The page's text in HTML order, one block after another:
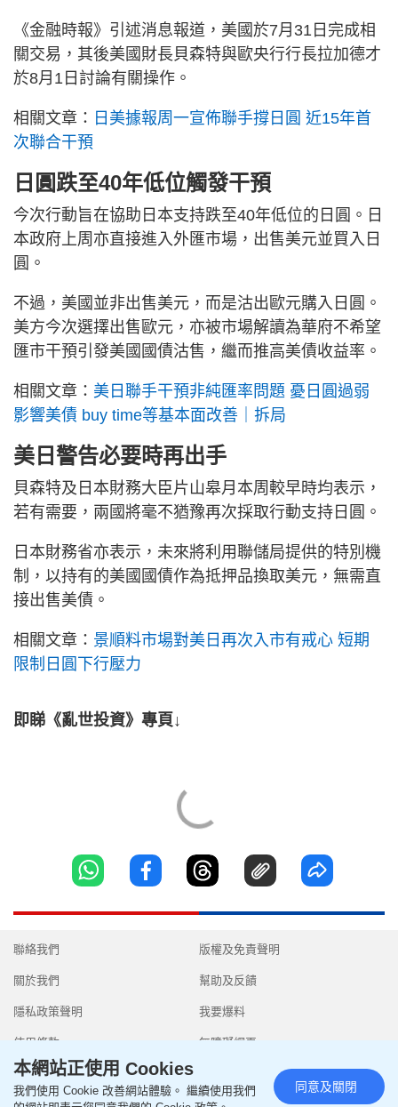
《金融時報》引述消息報道，美國於7月31日完成相
關交易，其後美國財長貝森特與歐央行行長拉加德才
於8月1日討論有關操作。
相關文章： 日美據報周一宣佈聯手撐日圓 近15年首
次聯合干預
日圓跌至40年低位觸發干預
今次行動旨在協助日本支持跌至40年低位的日圓。日
本政府上周亦直接進入外匯市場，出售美元並買入日
圓。
不過，美國並非出售美元，而是沽出歐元購入日圓。
美方今次選擇出售歐元，亦被市場解讀為華府不希望
匯市干預引發美國國債沽售，繼而推高美債收益率。
相關文章： 美日聯手干預非純匯率問題 憂日圓過弱
影響美債 buy time等基本面改善｜拆局
美日警告必要時再出手
貝森特及日本財務大臣片山皋月本周較早時均表示，
若有需要，兩國將毫不猶豫再次採取行動支持日圓。
日本財務省亦表示，未來將利用聯儲局提供的特別機
制，以持有的美國國債作為抵押品換取美元，無需直
接出售美債。
相關文章： 景順料市場對美日再次入市有戒心 短期
限制日圓下行壓力
即睇《亂世投資》專頁↓
聯絡我們
關於我們
隱私政策聲明
使用條款
版權及免責聲明
幫助及反饋
我要爆料
無障礙網頁
本網站正使用 Cookies
我們使用 Cookie 改善網站體驗。 繼續使用我們
同意及關閉